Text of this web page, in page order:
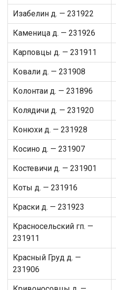
Изабелин д. — 231922
Каменица д. — 231926
Карповцы д. — 231911
Ковали д. — 231908
Колонтаи д. — 231896
Колядичи д. — 231920
Конюхи д. — 231928
Косино д. — 231907
Костевичи д. — 231901
Коты д. — 231916
Краски д. — 231923
Красносельский гп. —
231911
Красный Груд д. —
231906